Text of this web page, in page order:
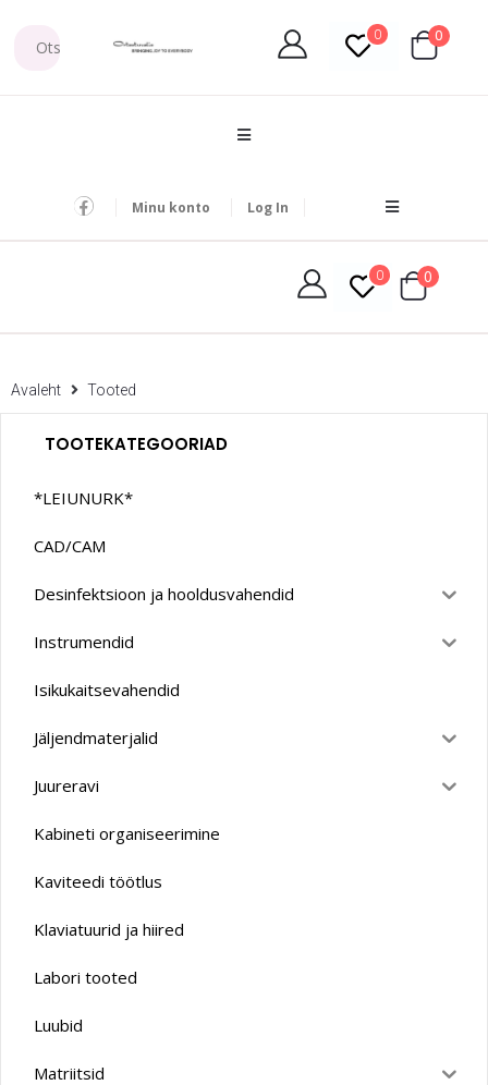
0 0
Minu konto Log In
0 0
Avaleht Tooted
TOOTEKATEGOORIAD
*LEIUNURK*
CAD/CAM
Desinfektsioon ja hooldusvahendid
Instrumendid
Isikukaitsevahendid
Jäljendmaterjalid
Juureravi
Kabineti organiseerimine
Kaviteedi töötlus
Klaviatuurid ja hiired
Labori tooted
Luubid
Matriitsid